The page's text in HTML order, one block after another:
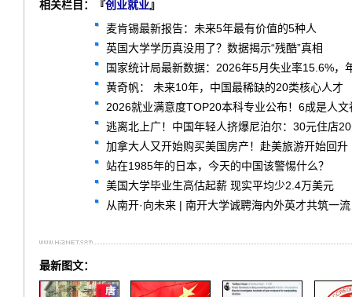
相关栏目：『创业就业』
麦肯锡最新报告：未来5年最有价值的5种人
英国大学学历真没用了？数据揭示“残酷”真相
国家统计局最新数据：2026年5月失业率15.6%，
黄奇帆： 未来10年，中国最稀缺的20类核心人才
2026就业满意度TOP20本科专业公布！6成是人文
逃离北上广！中国年轻人挤爆尼泊尔：30元住店
加拿大人又开始购买美国房产！赴美旅游开始回升
站在1985年的日本，今天的中国该警惕什么？
美国大学毕业生高估起薪 现实平均少2.4万美元
从南开·向未来 | 南开大学诚聘海内外英才共筑一流
最新图文：